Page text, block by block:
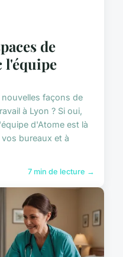
de
l'équipe
façons de
à Lyon ? Si oui,
d'Atome est là
bureaux et à
7 min de lecture →